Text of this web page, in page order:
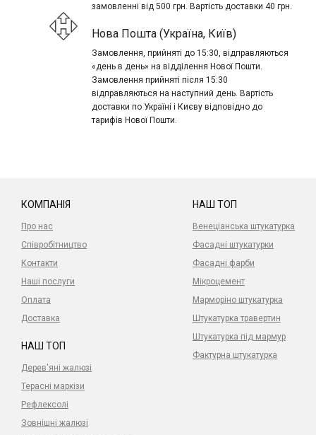
замовленні від 500 грн. Вартість доставки 40 грн.
Нова Пошта (Україна, Київ)
Замовлення, прийняті до 15:30, відправляються
«день в день» на відділення Нової Пошти.
Замовлення прийняті після 15:30
відправляються на наступний день. Вартість
доставки по Україні і Києву відповідно до
тарифів Нової Пошти.
КОМПАНІЯ
Про нас
Співробітництво
Контакти
Наші послуги
Оплата
Доставка
НАШ ТОП
Венеціанська штукатурка
Фасадні штукатурки
Фасадні фарби
Мікроцемент
Марморіно штукатурка
Штукатурка травертин
Штукатурка під мармур
Фактурна штукатурка
НАШ ТОП
Дерев'яні жалюзі
Терасні маркізи
Рефлексолі
Зовнішні жалюзі